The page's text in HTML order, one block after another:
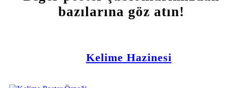
bazılarına göz atın!
Kelime Hazinesi